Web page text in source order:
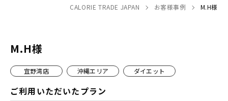
受付時間 9:00〜18:00定休日 土日祝
Strength 強み・特徴
CALORIE TRADE JAPAN お客様事例 M.H様
M.H様
宜野湾店 沖縄エリア ダイエット
ご利用いただいたプラン